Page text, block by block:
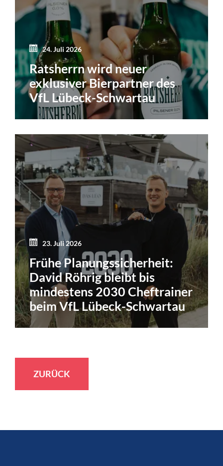
24. Juli 2026
Ratsherrn wird neuer
exklusiver Bierpartner des
VfL Lübeck-Schwartau
23. Juli 2026
Frühe Planungssicherheit:
David Röhrig bleibt bis
mindestens 2030 Cheftrainer
beim VfL Lübeck-Schwartau
ZURÜCK